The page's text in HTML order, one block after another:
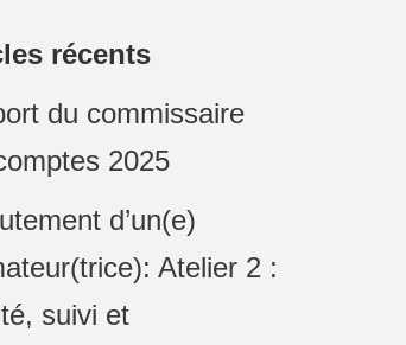
récents
du commissaire
2025
d’un(e)
Atelier 2 :
suivi et